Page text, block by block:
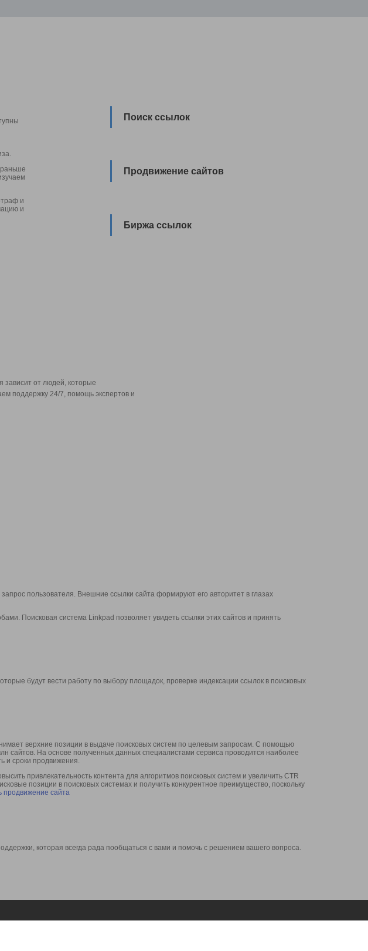
и
и
Поиск ссылок
Продвижение сайтов
Биржа ссылок
зависит от людей, которые
поддержку 24/7, помощь экспертов и
пользователя. Внешние ссылки сайта формируют его авторитет в глазах
Поисковая система Linkpad позволяет увидеть ссылки этих сайтов и принять
будут вести работу по выбору площадок, проверке индексации ссылок в поисковых
верхние позиции в выдаче поисковых систем по целевым запросам. С помощью
сайтов. На основе полученных данных специалистами сервиса проводится наиболее
и сроки продвижения.
привлекательность контента для алгоритмов поисковых систем и увеличить CTR
позиции в поисковых системах и получить конкурентное преимущество, поскольку
продвижение сайта
которая всегда рада пообщаться с вами и помочь с решением вашего вопроса.